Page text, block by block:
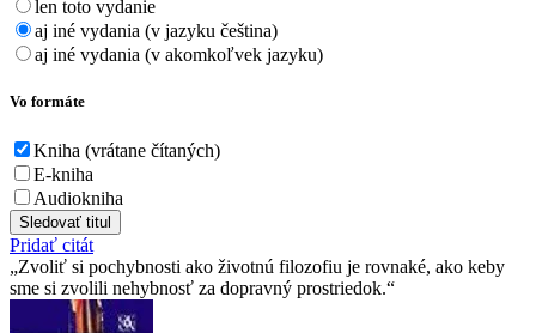
len toto vydanie
aj iné vydania (v jazyku čeština)
aj iné vydania (v akomkoľvek jazyku)
Vo formáte
Kniha (vrátane čítaných)
E-kniha
Audiokniha
Sledovať titul
Pridať citát
Zvoliť si pochybnosti ako životnú filozofiu je rovnaké, ako keby
sme si zvolili nehybnosť za dopravný prostriedok.